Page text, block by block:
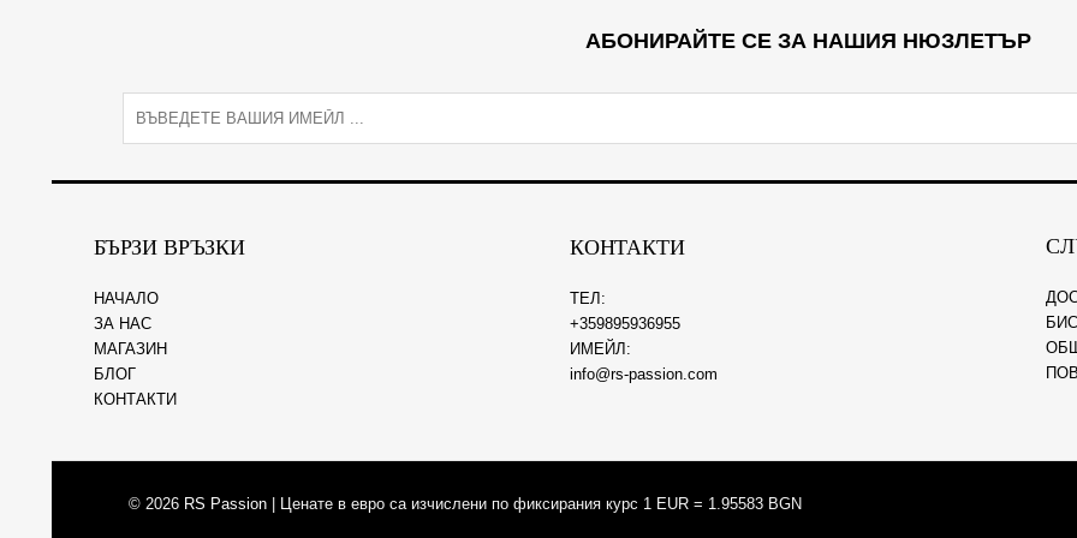
АБОНИРАЙТЕ СЕ ЗА НАШИЯ НЮЗЛЕТЪР
i
БЪРЗИ ВРЪЗКИ
НАЧАЛО
ЗА НАС
МАГАЗИН
БЛОГ
КОНТАКТИ
КОНТАКТИ
ТЕЛ:
+359895936955
ИМЕЙЛ:
info@rs-passion.com
© 2026 RS Passion | Ценате в евро са изчислени по фиксирания курс 1 EUR = 1.95583 BGN